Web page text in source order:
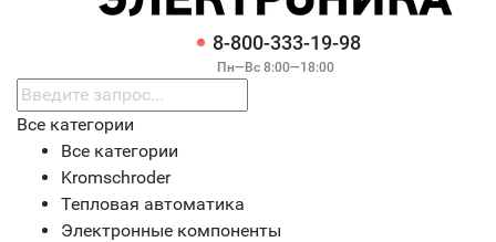
8-800-333-19-98
Пн—Вс 8:00—18:00
Все категории
Все категории
Kromschroder
Тепловая автоматика
Электронные компоненты